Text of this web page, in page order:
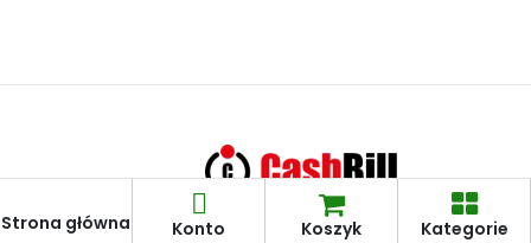
Strona główna Konto Koszyk Kategorie